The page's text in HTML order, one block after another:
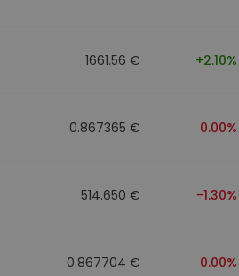
1661.56 € +2.10%
0.867365 € 0.00%
514.650 € -1.30%
0.867704 € 0.00%